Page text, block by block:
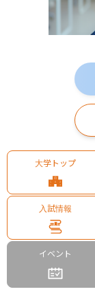
大学トップ
入試情報
イベント